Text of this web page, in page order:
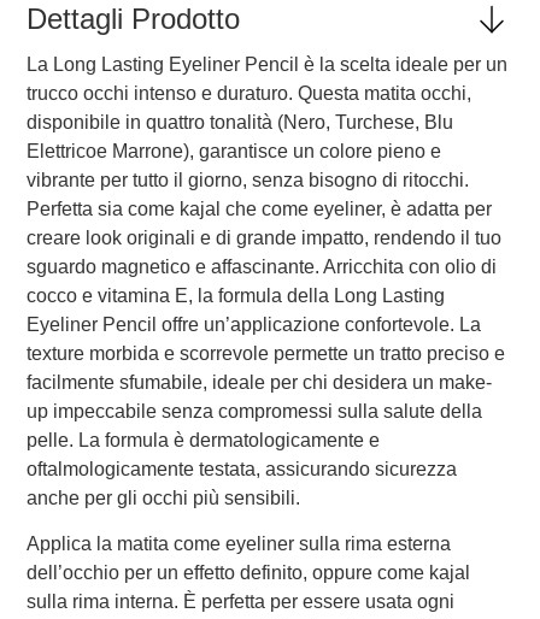
Dettagli Prodotto
La Long Lasting Eyeliner Pencil è la scelta ideale per un
trucco occhi intenso e duraturo. Questa matita occhi,
disponibile in quattro tonalità (Nero, Turchese, Blu
Elettricoe Marrone), garantisce un colore pieno e
vibrante per tutto il giorno, senza bisogno di ritocchi.
Perfetta sia come kajal che come eyeliner, è adatta per
creare look originali e di grande impatto, rendendo il tuo
sguardo magnetico e affascinante. Arricchita con olio di
cocco e vitamina E, la formula della Long Lasting
Eyeliner Pencil offre un’applicazione confortevole. La
texture morbida e scorrevole permette un tratto preciso e
facilmente sfumabile, ideale per chi desidera un make-
up impeccabile senza compromessi sulla salute della
pelle. La formula è dermatologicamente e
oftalmologicamente testata, assicurando sicurezza
anche per gli occhi più sensibili.
Applica la matita come eyeliner sulla rima esterna
dell’occhio per un effetto definito, oppure come kajal
sulla rima interna. È perfetta per essere usata ogni